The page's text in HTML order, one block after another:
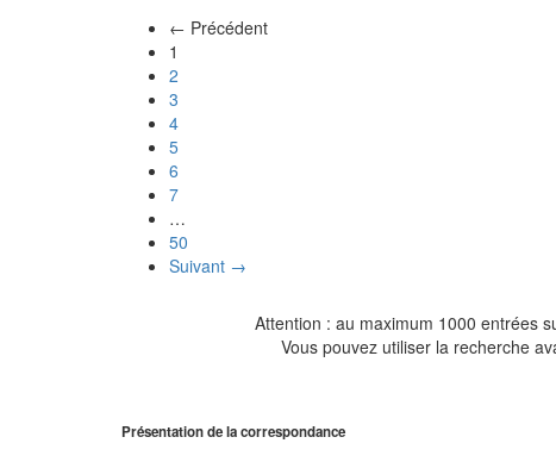
← Précédent
1
2
3
4
5
6
7
…
50
Suivant →
Attention : au maximum 1000 entrées
Vous pouvez utiliser la recherche
Présentation de la correspondance